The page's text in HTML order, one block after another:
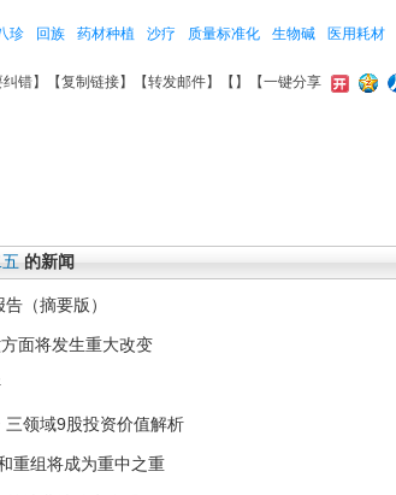
珍 回族 药材种植 沙疗 质量标准化 生物碱 医用耗材
纠错】【复制链接】【转发邮件】【 】 【一键分享
的新闻
（摘要版）
面将发生重大改变
领域9股投资价值解析
重组将成为重中之重